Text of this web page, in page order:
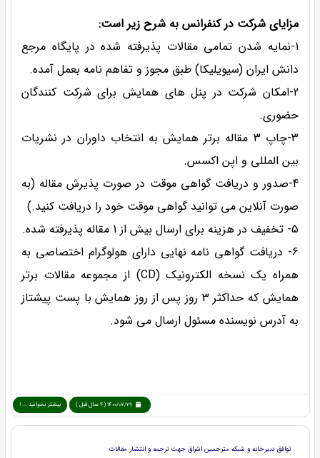
مزایای شرکت در کنفرانس به شرح زیر است:
1-نمایه شدن تمامی مقالات پذیرفته شده در پایگاه مرجع
دانش ایران (سیویلیکا) طبق مجوز و تفاهم نامه بعمل آمده.
2-امکان شرکت در پنل های همایش برای شرکت کنندگان
حضوری.
3-چاپ 3 مقاله برتر همایش به انتخاب داوران در نشریات
بین المللی و اپن اکسس.
4-صدور و دریافت گواهی موقت در صورت پذیرش مقاله (به
صورت آنلاین می توانید گواهی موقت خود را دریافت کنید.)
5- تخفیف در هزینه برای ارسال بیش از 1 مقاله پذیرفته شده.
6- دریافت گواهی نامه نهایی دارای هولوگرام اختصاصی به
همراه یک نسخه الکترونیک (CD) از مجموعه مقالات برتر
همایش که حداکثر 3 روز پس از روز همایش با پست پیشتاز
به آدرس نویسنده مسئول ارسال می شود.
1400/07/29 (4 سال قبل ) بیشتر بخوانید ... !
توافق دبیرخانه و شبکه مترجمین اشراق جهت ترجمه و انتشار مقالات